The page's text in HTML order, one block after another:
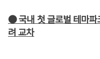
● 국내 첫 글로벌 테마파
려 교차